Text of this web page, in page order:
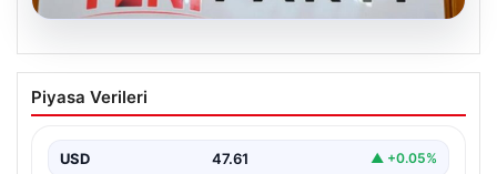
Özgür Özel’den Türkiye’nin Tüm
Demokratlarına Yeni Parti Çağrısı
Meclis’teki ilk grup toplantısında önemli mesajlar verdi.
Piyasa Verileri
USD 47.61 ▲ +0.05%